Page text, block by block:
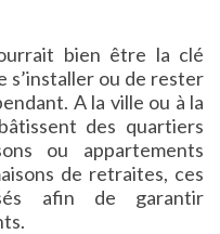
bien être la clé
s’installer ou de rester
A la ville ou à la
des quartiers
ou appartements
de retraites, ces
afin de garantir